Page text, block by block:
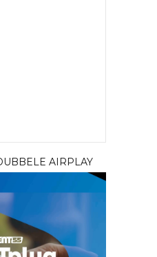
AIRPLAY